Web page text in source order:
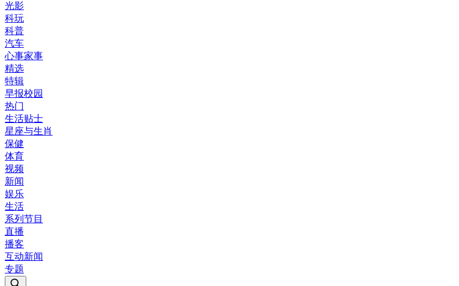
光影
科玩
科普
汽车
心事家事
精选
特辑
早报校园
热门
生活贴士
星座与生肖
保健
体育
视频
新闻
娱乐
生活
系列节目
直播
播客
互动新闻
专题